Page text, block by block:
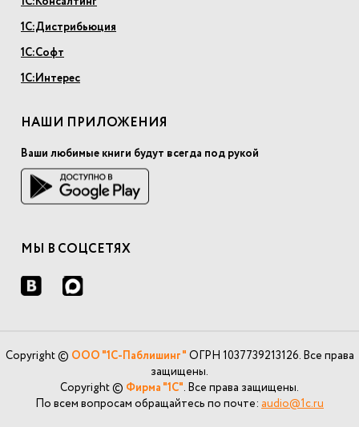
1С:Дистрибьюция
1С:Софт
1С:Интерес
НАШИ ПРИЛОЖЕНИЯ
Ваши любимые книги будут всегда под рукой
МЫ В СОЦСЕТЯХ
Copyright © ООО "1С-Паблишинг" ОГРН 1037739213126. Все права
защищены.
Copyright © Фирма "1С". Все права защищены.
По всем вопросам обращайтесь по почте: audio@1c.ru